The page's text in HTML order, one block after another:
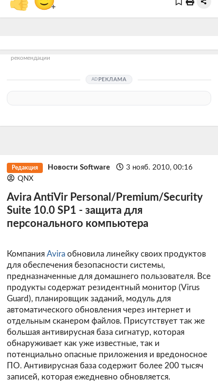
+
рекомендации
РЕКЛАМА
Редакция Новости Software
3 нояб. 2010, 00:16
QNX
Avira AntiVir Personal/Premium/Security
Suite 10.0 SP1 - защита для
персонального компьютера
Компания Avira обновила линейку своих продуктов
для обеспечения безопасности системы,
предназначенные для домашнего пользователя. Все
продукты содержат резидентный монитор (Virus
Guard), планировщик заданий, модуль для
автоматического обновления через интернет и
отдельным сканером файлов. Присутствует так же
большая антивирусная база сигнатур, которая
обнаруживает как уже известные, так и
потенциально опасные приложения и вредоносное
ПО. Антивирусная база содержит более 200 тысяч
записей, которая ежедневно обновляется.